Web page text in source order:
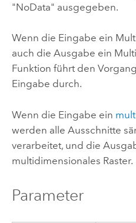
"NoData" ausgegeben.
Wenn die Eingabe ein
auch die Ausgabe ein
Funktion führt den
Eingabe durch.
Wenn die Eingabe ein
werden alle Ausschnitte
verarbeitet, und die
multidimensionales Raster.
Parameter